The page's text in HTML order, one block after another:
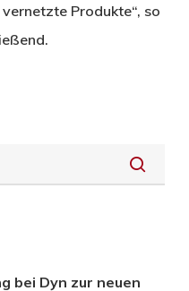
Produkte“, so
bei Dyn zur neuen